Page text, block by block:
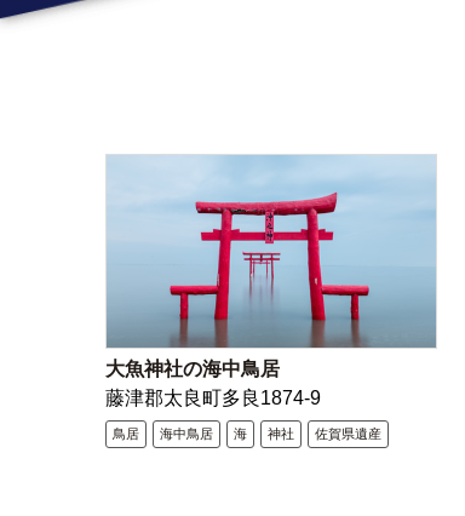
大魚神社の海中鳥居
藤津郡太良町多良1874-9
鳥居 海中鳥居 海 神社 佐賀県遺産